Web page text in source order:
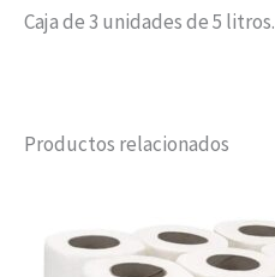
Caja de 3 unidades de 5 litros.
Productos relacionados